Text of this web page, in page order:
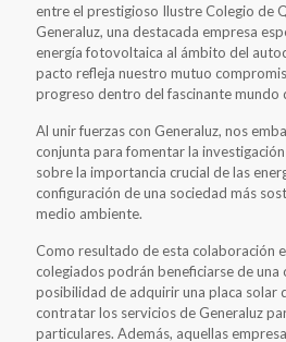
entre el prestigioso Ilustre Colegio de
Generaluz, una destacada empresa
energía fotovoltaica al ámbito del
pacto refleja nuestro mutuo
progreso dentro del fascinante mundo
Al unir fuerzas con Generaluz, nos
conjunta para fomentar la
sobre la importancia crucial de las
configuración de una sociedad más
medio ambiente.
Como resultado de esta colaboración
colegiados podrán beneficiarse de una
posibilidad de adquirir una placa solar
contratar los servicios de Generaluz
particulares. Además, aquellas